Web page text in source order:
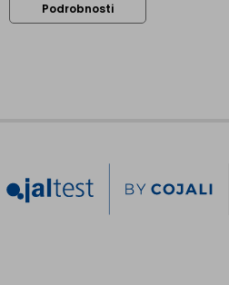
Podrobnosti